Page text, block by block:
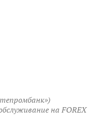
на FOREX